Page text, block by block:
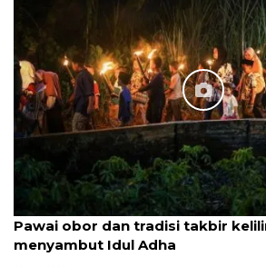
Pawai obor dan tradisi takbir
menyambut Idul Adha